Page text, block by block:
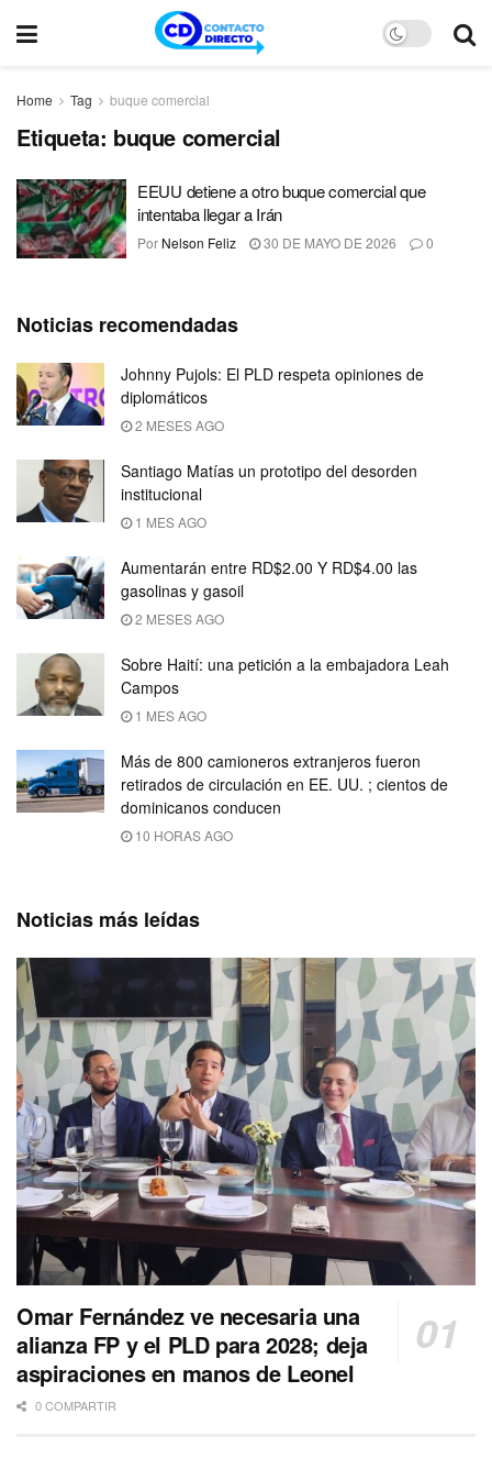
Home Tag buque comercial
Etiqueta: buque comercial
EEUU detiene a otro buque comercial que
intentaba llegar a Irán
Por Nelson Feliz 30 DE MAYO DE 2026 0
Noticias recomendadas
Johnny Pujols: El PLD respeta opiniones de
diplomáticos
2 MESES AGO
Santiago Matías un prototipo del desorden
institucional
1 MES AGO
Aumentarán entre RD$2.00 Y RD$4.00 las
gasolinas y gasoil
2 MESES AGO
Sobre Haití: una petición a la embajadora Leah
Campos
1 MES AGO
Más de 800 camioneros extranjeros fueron
retirados de circulación en EE. UU. ; cientos de
dominicanos conducen
10 HORAS AGO
Noticias más leídas
Omar Fernández ve necesaria una
alianza FP y el PLD para 2028; deja
aspiraciones en manos de Leonel
0 COMPARTIR